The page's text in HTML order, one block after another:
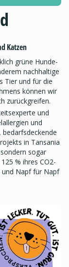
Katzen
grüne Hunde-
nachhaltige
Tier und für die
können wir
zurückgreifen.
und
und
bedarfsdeckende
in Tansania
sogar
% ihres CO2-
Napf für Napf